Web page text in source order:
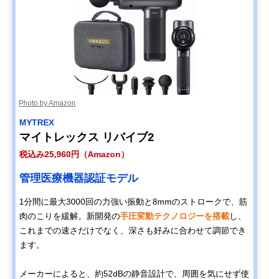
Photo by Amazon
MYTREX
マイトレックス リバイブ2
税込み25,960円（Amazon）
管理医療機器認証モデル
1分間に最大3000回の力強い振動と8mmのストロークで、筋
肉のこりを緩解。新開発の手圧変動テクノロジーを搭載し、
これまでの速さだけでなく、深さも好みに合わせて調節でき
ます。
メーカーによると、約52dBの静音設計で、周囲を気にせず使